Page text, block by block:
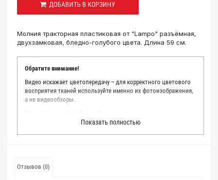
ДОБАВИТЬ В КОРЗИНУ
Молния тракторная пластиковая от "Lampo" разъёмная,
двухзамковая, бледно-голубого цвета. Длина 59 см.
Обратите внимание!
Видео искажает цветопередачу – для корректного цветового
восприятия тканей используйте именно их фотоизображения,
а не видеообзоры.
Мы делаем все возможное, чтобы точно описать цвет каждой
ткани из нашего каталога. Мы осматриваем и фотографируем
точное соответствие цветов из-за одного простого факта:
Показать полностью
Отзывов (0)